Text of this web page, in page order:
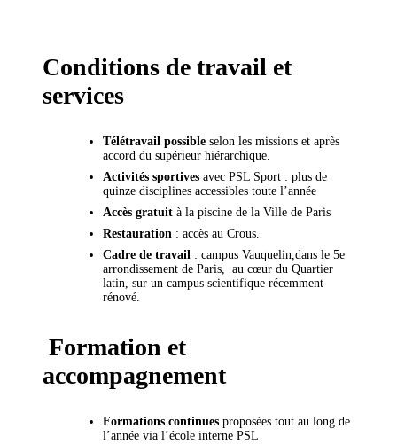
Conditions de travail et
services
Télétravail possible selon les missions et après
accord du supérieur hiérarchique.
Activités sportives avec PSL Sport : plus de
quinze disciplines accessibles toute l’année
Accès gratuit à la piscine de la Ville de Paris
Restauration : accès au Crous.
Cadre de travail : campus Vauquelin,dans le 5e
arrondissement de Paris, au cœur du Quartier
latin, sur un campus scientifique récemment
rénové.
Formation et
accompagnement
Formations continues proposées tout au long de
l’année via l’école interne PSL